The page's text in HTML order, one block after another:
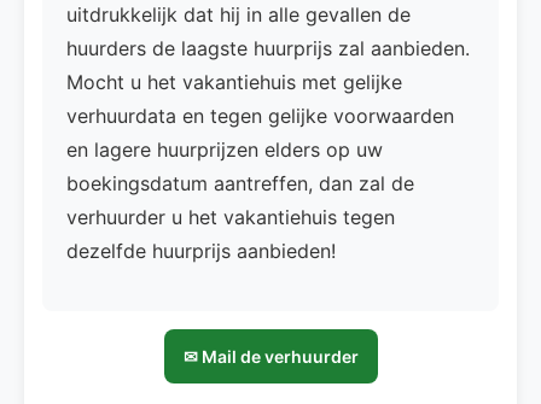
uitdrukkelijk dat hij in alle gevallen de
huurders de laagste huurprijs zal aanbieden.
Mocht u het vakantiehuis met gelijke
verhuurdata en tegen gelijke voorwaarden
en lagere huurprijzen elders op uw
boekingsdatum aantreffen, dan zal de
verhuurder u het vakantiehuis tegen
dezelfde huurprijs aanbieden!
✉ Mail de verhuurder